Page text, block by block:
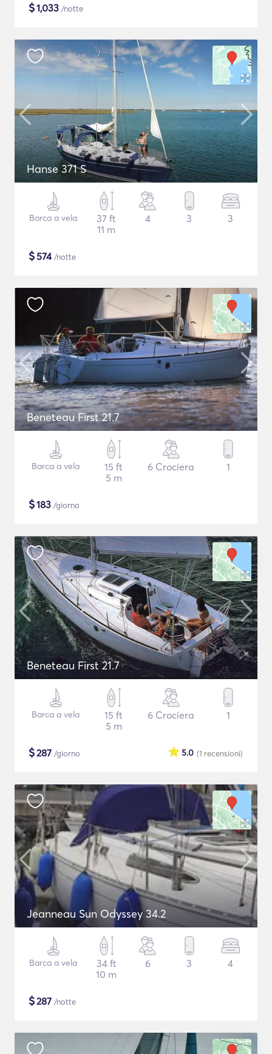
$1,033 /notte
Hanse 371 S
Barca a vela
37 ft
11 m
4 3 3
$574/notte
Beneteau First 21.7
Barca a vela
15 ft
5 m
6 Crociera 1
$183 /giorno
Beneteau First 21.7
Barca a vela
15 ft
5 m
6 Crociera 1
$287 /giorno (1 recensioni)
5.0
Jeanneau Sun Odyssey 34.2
Barca a vela
34 ft
10 m
6 3 4
$287 /notte